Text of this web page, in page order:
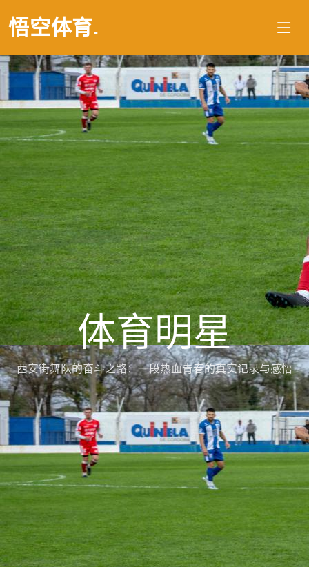
悟空体育.
体育明星
西安街舞队的奋斗之路：一段热血青春的真实记录与感悟